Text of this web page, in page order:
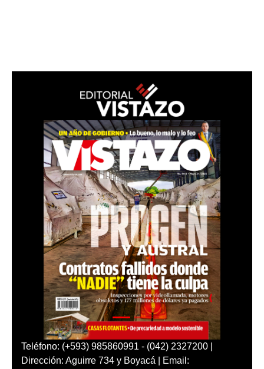
Teléfono: (+593) 985860991 - (042) 2327200 |
Dirección: Aguirre 734 y Boyacá | Email: